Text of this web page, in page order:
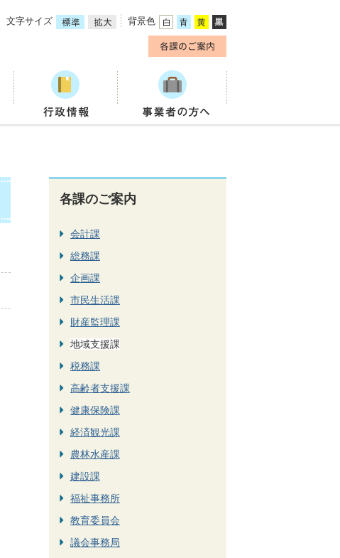
文字サイズ 背景色
各課のご案内
会計課
総務課
企画課
市民生活課
財産監理課
地域支援課
税務課
高齢者支援課
健康保険課
経済観光課
農林水産課
建設課
福祉事務所
教育委員会
議会事務局